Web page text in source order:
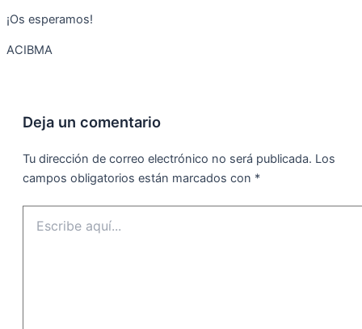
¡Os esperamos!
ACIBMA
Deja un comentario
Tu dirección de correo electrónico no será publicada. Los
campos obligatorios están marcados con *
aquí...